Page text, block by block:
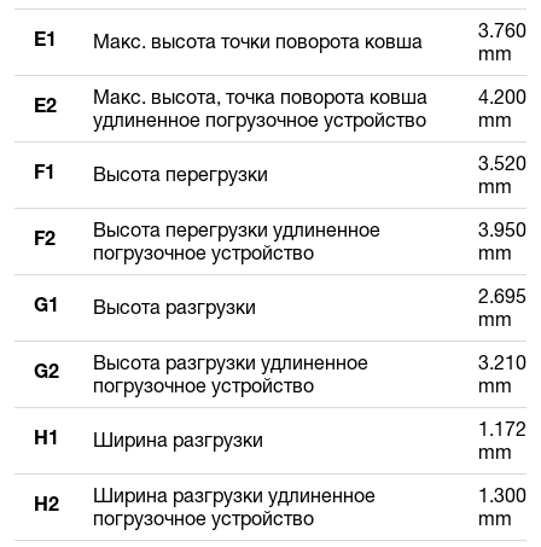
E1 Макс. высота точки поворота ковша
3.760
mm
E2
Макс. высота, точка поворота ковша
удлиненное погрузочное устройство
4.200
mm
F1 Высота перегрузки
3.520
mm
F2
Высота перегрузки удлиненное
погрузочное устройство
3.950
mm
G1 Высота разгрузки
2.695
mm
G2
Высота разгрузки удлиненное
погрузочное устройство
3.210
mm
H1 Ширина разгрузки
1.172
mm
H2
Ширина разгрузки удлиненное
погрузочное устройство
1.300
mm